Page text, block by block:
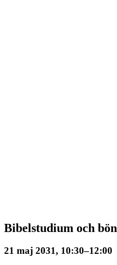
Bibelstudium och bön
21 maj 2031, 10:30–12:00